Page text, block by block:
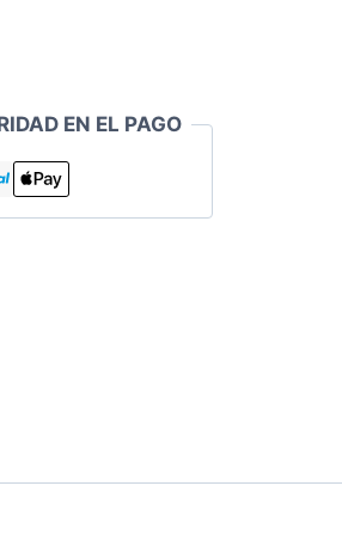
EN EL PAGO